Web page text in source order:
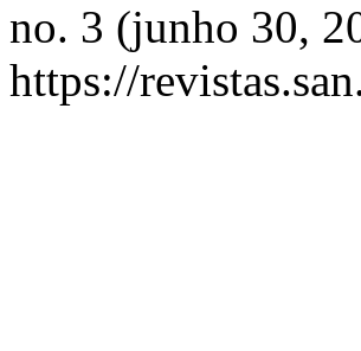
no. 3 (junho 30,
https://